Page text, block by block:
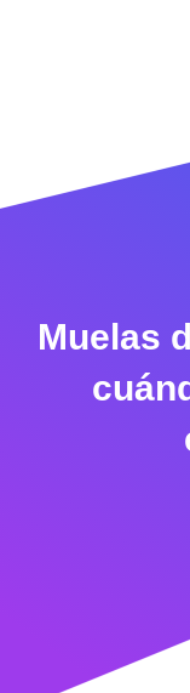
Muelas